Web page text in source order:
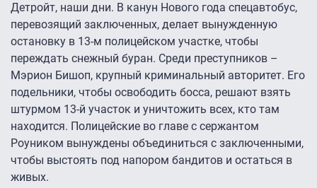
Детройт, наши дни. В канун Нового года спецавтобус,
перевозящий заключенных, делает вынужденную
остановку в 13-м полицейском участке, чтобы
переждать снежный буран. Среди преступников –
Мэрион Бишоп, крупный криминальный авторитет. Его
подельники, чтобы освободить босса, решают взять
штурмом 13-й участок и уничтожить всех, кто там
находится. Полицейские во главе с сержантом
Роуником вынуждены объединиться с заключенными,
чтобы выстоять под напором бандитов и остаться в
живых.